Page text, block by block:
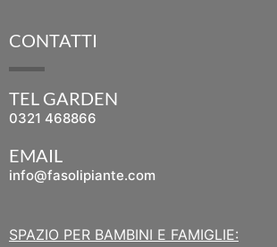
CONTATTI
TEL GARDEN
0321 468866
EMAIL
info@fasolipiante.com
SPAZIO PER BAMBINI E FAMIGLIE: